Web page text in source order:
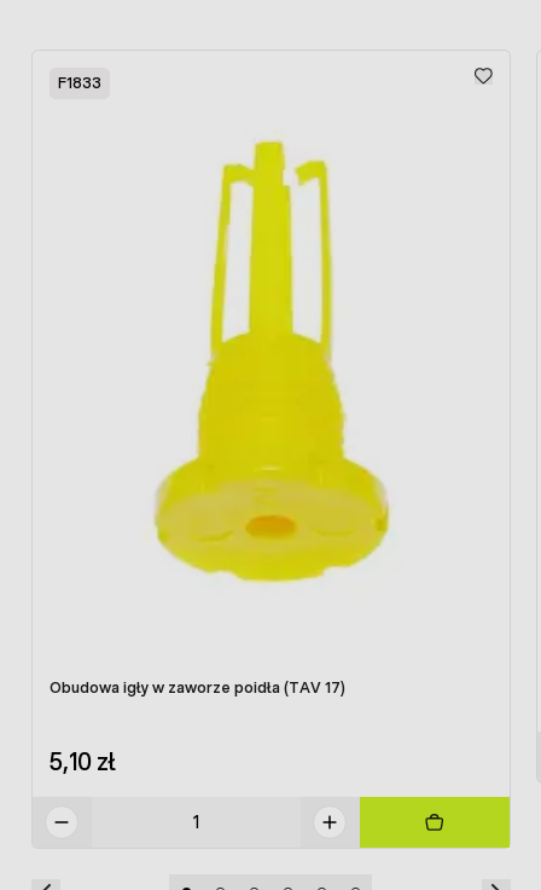
F1833
Obudowa igły w zaworze poidła (TAV 17)
5,10 zł